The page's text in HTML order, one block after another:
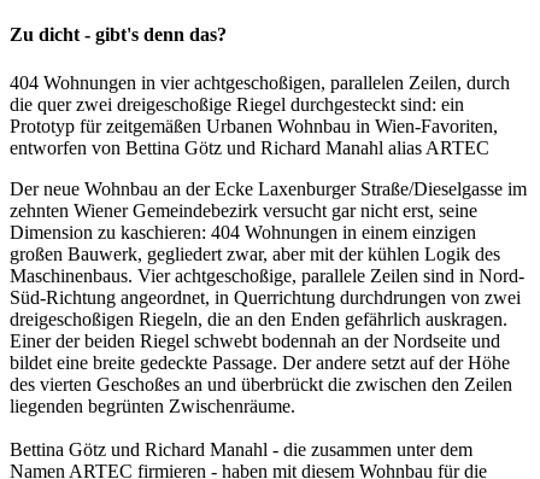
Zu dicht - gibt's denn das?
404 Wohnungen in vier achtgeschoßigen, parallelen Zeilen, durch
die quer zwei dreigeschoßige Riegel durchgesteckt sind: ein
Prototyp für zeitgemäßen Urbanen Wohnbau in Wien-Favoriten,
entworfen von Bettina Götz und Richard Manahl alias ARTEC
Der neue Wohnbau an der Ecke Laxenburger Straße/Dieselgasse im
zehnten Wiener Gemeindebezirk versucht gar nicht erst, seine
Dimension zu kaschieren: 404 Wohnungen in einem einzigen
großen Bauwerk, gegliedert zwar, aber mit der kühlen Logik des
Maschinenbaus. Vier achtgeschoßige, parallele Zeilen sind in Nord-
Süd-Richtung angeordnet, in Querrichtung durchdrungen von zwei
dreigeschoßigen Riegeln, die an den Enden gefährlich auskragen.
Einer der beiden Riegel schwebt bodennah an der Nordseite und
bildet eine breite gedeckte Passage. Der andere setzt auf der Höhe
des vierten Geschoßes an und überbrückt die zwischen den Zeilen
liegenden begrünten Zwischenräume.
Bettina Götz und Richard Manahl - die zusammen unter dem
Namen ARTEC firmieren - haben mit diesem Wohnbau für die